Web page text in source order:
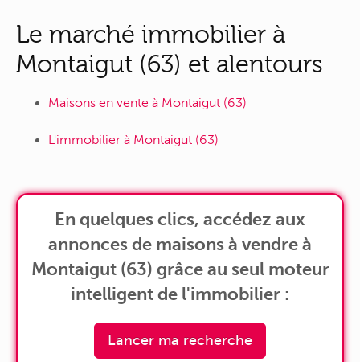
Le marché immobilier à
Montaigut (63) et alentours
Maisons en vente à Montaigut (63)
L'immobilier à Montaigut (63)
En quelques clics, accédez aux
annonces de maisons à vendre à
Montaigut (63) grâce au seul moteur
intelligent de l'immobilier :
Lancer ma recherche